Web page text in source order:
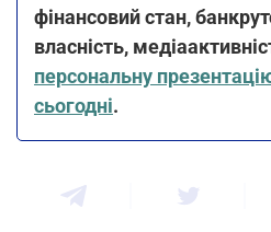
фінансовий стан,
власність,
персональну
сьогодні.